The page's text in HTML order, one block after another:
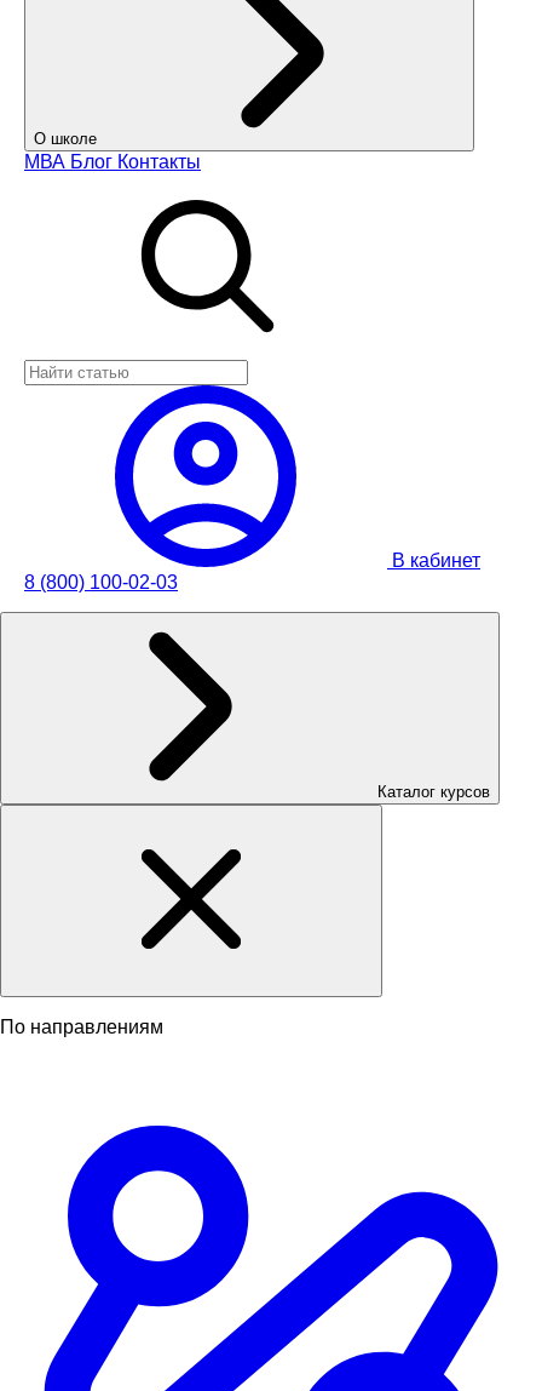
О школе
МВА Блог Контакты
В кабинет
8 (800) 100-02-03
Каталог курсов
По направлениям